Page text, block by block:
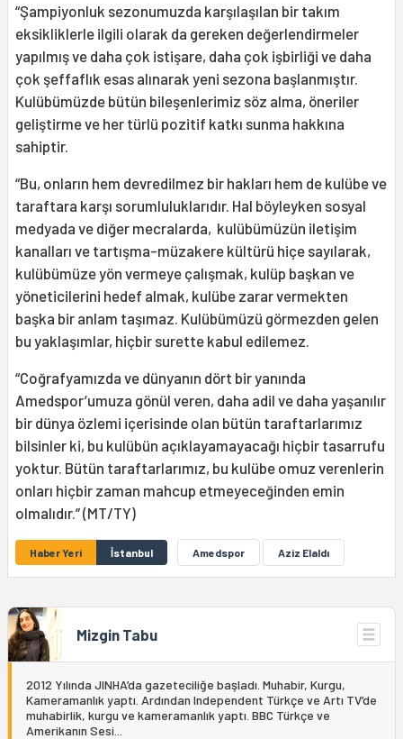
“Şampiyonluk sezonumuzda karşılaşılan bir takım
eksikliklerle ilgili olarak da gereken değerlendirmeler
yapılmış ve daha çok istişare, daha çok işbirliği ve daha
çok şeffaflık esas alınarak yeni sezona başlanmıştır.
Kulübümüzde bütün bileşenlerimiz söz alma, öneriler
geliştirme ve her türlü pozitif katkı sunma hakkına
sahiptir.
“Bu, onların hem devredilmez bir hakları hem de kulübe ve
taraftara karşı sorumluluklarıdır. Hal böyleyken sosyal
medyada ve diğer mecralarda, kulübümüzün iletişim
kanalları ve tartışma-müzakere kültürü hiçe sayılarak,
kulübümüze yön vermeye çalışmak, kulüp başkan ve
yöneticilerini hedef almak, kulübe zarar vermekten
başka bir anlam taşımaz. Kulübümüzü görmezden gelen
bu yaklaşımlar, hiçbir surette kabul edilemez.
“Coğrafyamızda ve dünyanın dört bir yanında
Amedspor’umuza gönül veren, daha adil ve daha yaşanılır
bir dünya özlemi içerisinde olan bütün taraftarlarımız
bilsinler ki, bu kulübün açıklayamayacağı hiçbir tasarrufu
yoktur. Bütün taraftarlarımız, bu kulübe omuz verenlerin
onları hiçbir zaman mahcup etmeyeceğinden emin
olmalıdır.” (MT/TY)
Haber Yeri İstanbul Amedspor Aziz Elaldı
Mizgin Tabu
2012 Yılında JINHA’da gazeteciliğe başladı. Muhabir, Kurgu,
Kameramanlık yaptı. Ardından Independent Türkçe ve Artı TV’de
muhabirlik, kurgu ve kameramanlık yaptı. BBC Türkçe ve
Amerikanın Sesi...